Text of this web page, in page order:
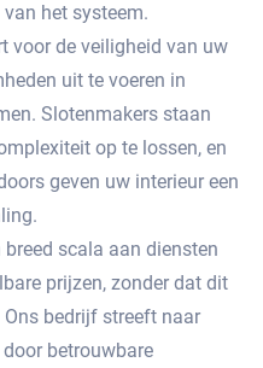
het systeem.
voor de veiligheid van uw
uit te voeren in
Slotenmakers staan
op te lossen, en
geven uw interieur een
scala aan diensten
prijzen, zonder dat dit
bedrijf streeft naar
betrouwbare